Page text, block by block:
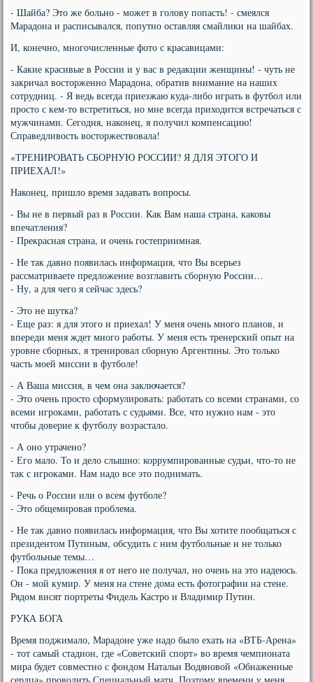
- Шайба? Это же больно - может в голову попасть! - смеялся
Марадона и расписывался, попутно оставляя смайлики на шайбах.
И, конечно, многочисленные фото с красавицами:
- Какие красивые в России и у вас в редакции женщины! - чуть не
закричал восторженно Марадона, обратив внимание на наших
сотрудниц. - Я ведь всегда приезжаю куда-либо играть в футбол или
просто с кем-то встретиться, но мне всегда приходится встречаться с
мужчинами. Сегодня, наконец, я получил компенсацию!
Справедливость восторжествовала!
«ТРЕНИРОВАТЬ СБОРНУЮ РОССИИ? Я ДЛЯ ЭТОГО И
ПРИЕХАЛ!»
Наконец, пришло время задавать вопросы.
- Вы не в первый раз в России. Как Вам наша страна, каковы
впечатления?
- Прекрасная страна, и очень гостеприимная.
- Не так давно появилась информация, что Вы всерьез
рассматриваете предложение возглавить сборную России…
- Ну, а для чего я сейчас здесь?
- Это не шутка?
- Еще раз: я для этого и приехал! У меня очень много планов, и
впереди меня ждет много работы. У меня есть тренерский опыт на
уровне сборных, я тренировал сборную Аргентины. Это только
часть моей миссии в футболе!
- А Ваша миссия, в чем она заключается?
- Это очень просто сформулировать: работать со всеми странами, со
всеми игроками, работать с судьями. Все, что нужно нам - это
чтобы доверие к футболу возрастало.
- А оно утрачено?
- Его мало. То и дело слышно: коррумпированные судьи, что-то не
так с игроками. Нам надо все это поднимать.
- Речь о России или о всем футболе?
- Это общемировая проблема.
- Не так давно появилась информация, что Вы хотите пообщаться с
президентом Путиным, обсудить с ним футбольные и не только
футбольные темы…
- Пока предложения я от него не получал, но очень на это надеюсь.
Он - мой кумир. У меня на стене дома есть фотографии на стене.
Рядом висят портреты Фидель Кастро и Владимир Путин.
РУКА БОГА
Время поджимало, Марадоне уже надо было ехать на «ВТБ-Арена»
- тот самый стадион, где «Советский спорт» во время чемпионата
мира будет совместно с фондом Натальи Водяновой «Обнаженные